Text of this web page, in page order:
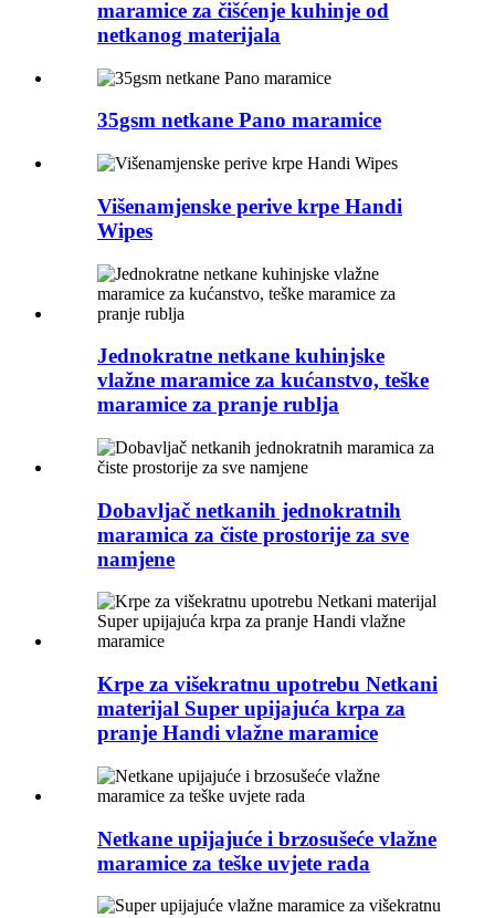
maramice za čišćenje kuhinje od
netkanog materijala
35gsm netkane Pano maramice
Višenamjenske perive krpe Handi
Wipes
Jednokratne netkane kuhinjske
vlažne maramice za kućanstvo, teške
maramice za pranje rublja
Dobavljač netkanih jednokratnih
maramica za čiste prostorije za sve
namjene
Krpe za višekratnu upotrebu Netkani
materijal Super upijajuća krpa za
pranje Handi vlažne maramice
Netkane upijajuće i brzosušeće vlažne
maramice za teške uvjete rada